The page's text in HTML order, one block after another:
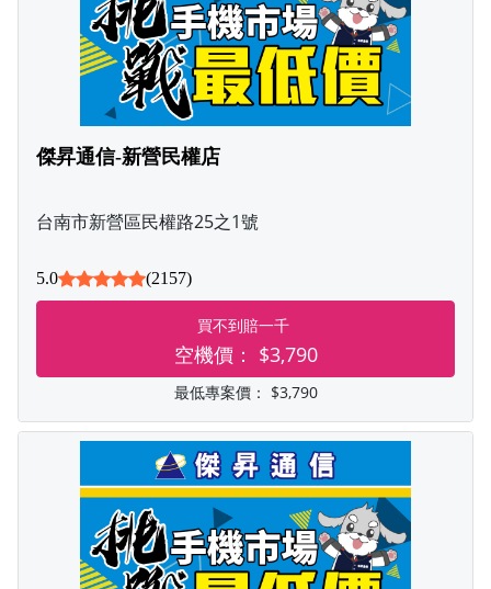
傑昇通信-新營民權店
台南市新營區民權路25之1號
5.0 (2157)
買不到賠一千
空機價： $3,790
最低專案價： $3,790